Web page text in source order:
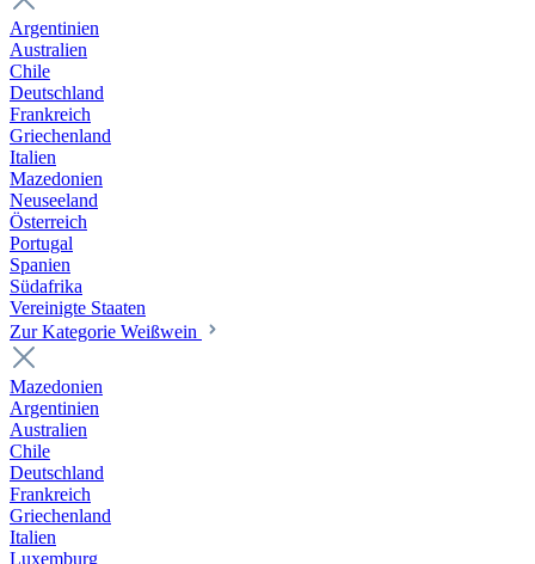
Argentinien
Australien
Chile
Deutschland
Frankreich
Griechenland
Italien
Mazedonien
Neuseeland
Österreich
Portugal
Spanien
Südafrika
Vereinigte Staaten
Zur Kategorie Weißwein
Mazedonien
Argentinien
Australien
Chile
Deutschland
Frankreich
Griechenland
Italien
Luxemburg